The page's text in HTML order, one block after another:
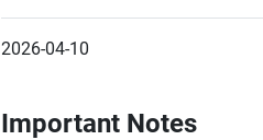
2026-04-10
Important Notes